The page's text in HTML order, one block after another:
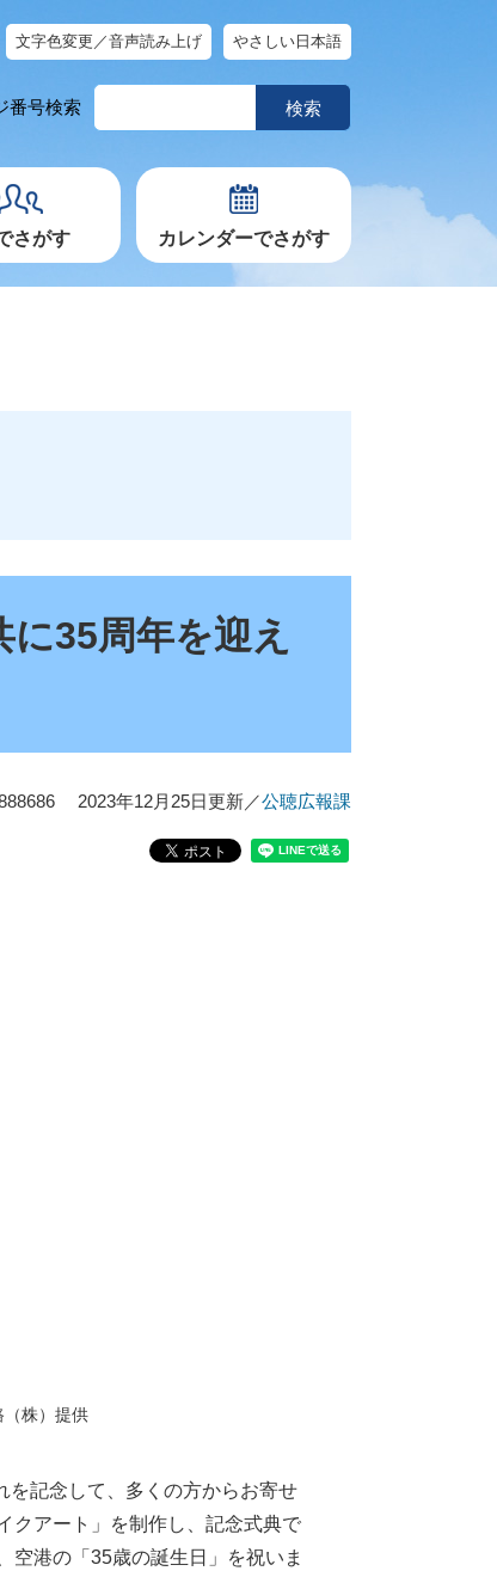
文字色変更／音声読み上げ やさしい日本語
番号検索
ペ
ジ
号
さがす カレンダーでさがす
35周年を迎え
2023年12月25日更新／公聴広報課
（株）提供
記念して、多くの方からお寄せ
クアート」を制作し、記念式典で
空港の「35歳の誕生日」を祝いま